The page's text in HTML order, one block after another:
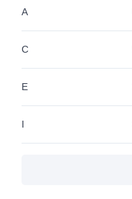
A
C
E
I